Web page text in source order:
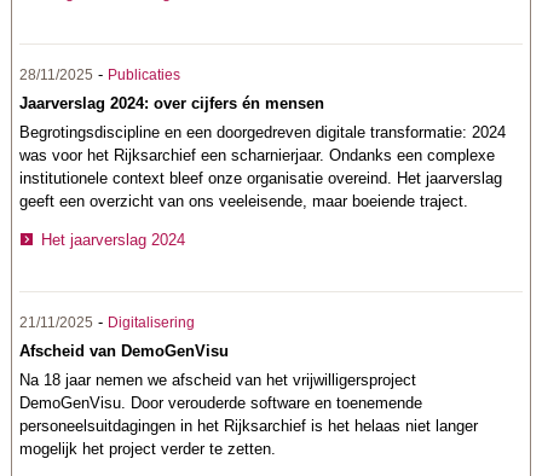
28/11/2025 - Publicaties
Jaarverslag 2024: over cijfers én mensen
Begrotingsdiscipline en een doorgedreven digitale transformatie: 2024
was voor het Rijksarchief een scharnierjaar. Ondanks een complexe
institutionele context bleef onze organisatie overeind. Het jaarverslag
geeft een overzicht van ons veeleisende, maar boeiende traject.
Het jaarverslag 2024
21/11/2025 - Digitalisering
Afscheid van DemoGenVisu
Na 18 jaar nemen we afscheid van het vrijwilligersproject
DemoGenVisu. Door verouderde software en toenemende
personeelsuitdagingen in het Rijksarchief is het helaas niet langer
mogelijk het project verder te zetten.